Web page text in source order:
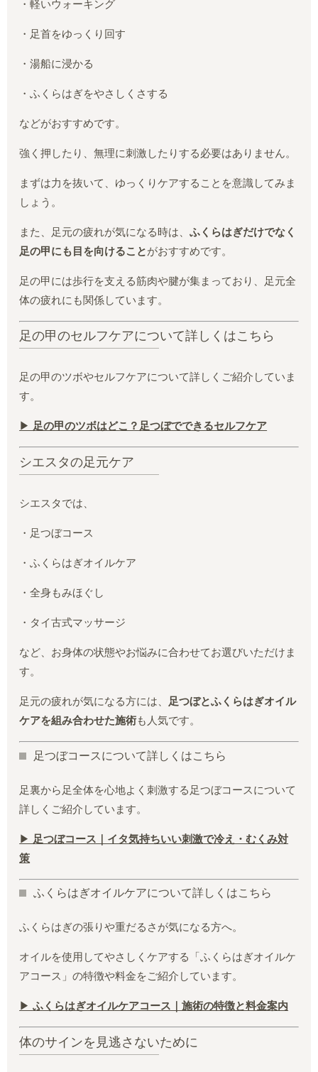
・軽いウォーキング
・足首をゆっくり回す
・湯船に浸かる
・ふくらはぎをやさしくさする
などがおすすめです。
強く押したり、無理に刺激したりする必要はありません。
まずは力を抜いて、ゆっくりケアすることを意識してみま
しょう。
また、足元の疲れが気になる時は、ふくらはぎだけでなく
足の甲にも目を向けることがおすすめです。
足の甲には歩行を支える筋肉や腱が集まっており、足元全
体の疲れにも関係しています。
足の甲のセルフケアについて詳しくはこちら
足の甲のツボやセルフケアについて詳しくご紹介していま
す。
▶ 足の甲のツボはどこ？足つぼでできるセルフケア
シエスタの足元ケア
シエスタでは、
・足つぼコース
・ふくらはぎオイルケア
・全身もみほぐし
・タイ古式マッサージ
など、お身体の状態やお悩みに合わせてお選びいただけま
す。
足元の疲れが気になる方には、 足つぼとふくらはぎオイル
ケアを組み合わせた施術も人気です。
足つぼコースについて詳しくはこちら
足裏から足全体を心地よく刺激する足つぼコースについて
詳しくご紹介しています。
▶ 足つぼコース｜イタ気持ちいい刺激で冷え・むくみ対
策
ふくらはぎオイルケアについて詳しくはこちら
ふくらはぎの張りや重だるさが気になる方へ。
オイルを使用してやさしくケアする「ふくらはぎオイルケ
アコース」の特徴や料金をご紹介しています。
▶ふくらはぎオイルケアコース｜施術の特徴と料金案内
体のサインを見逃さないために